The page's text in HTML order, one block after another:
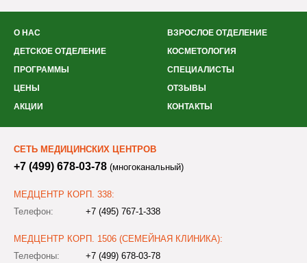
О НАС
ВЗРОСЛОЕ ОТДЕЛЕНИЕ
ДЕТСКОЕ ОТДЕЛЕНИЕ
КОСМЕТОЛОГИЯ
ПРОГРАММЫ
СПЕЦИАЛИСТЫ
ЦЕНЫ
ОТЗЫВЫ
АКЦИИ
КОНТАКТЫ
СЕТЬ МЕДИЦИНСКИХ ЦЕНТРОВ
+7 (499) 678-03-78 (многоканальный)
МЕДЦЕНТР КОРП. 338:
Телефон:
+7 (495) 767-1-338
МЕДЦЕНТР КОРП. 1506 (СЕМЕЙНАЯ КЛИНИКА):
Телефоны:
+7 (499) 678-03-78